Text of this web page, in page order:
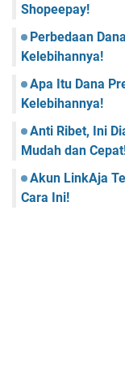
Shopeepay!
Perbedaan
Kelebihannya!
Apa Itu Dana
Kelebihannya!
Anti Ribet, Ini
Mudah dan
Akun LinkAja
Cara Ini!